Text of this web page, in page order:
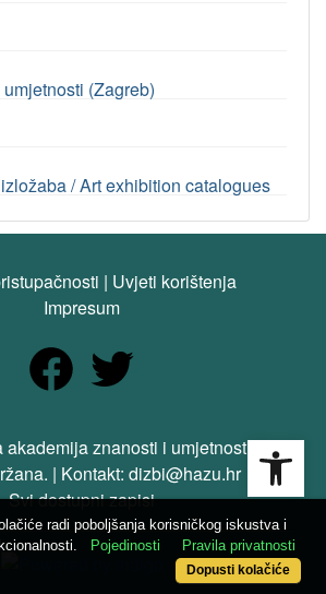
(Zagreb)
/ Art exhibition catalogues
| Uvjeti korištenja
Impresum
znanosti i umjetnosti. Sva
| Kontakt: dizbi@hazu.hr
Svi dostupni zapisi
radi poboljšanja korisničkog iskustva i
Pojedinosti Pravila privatnosti
Dopusti kolačiće